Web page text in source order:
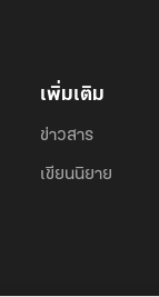
เพิ่มเติม
ข่าวสาร
เขียนนิยาย